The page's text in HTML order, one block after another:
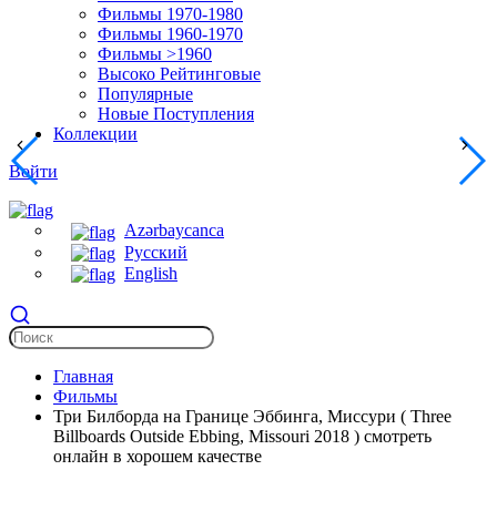
Фильмы 1970-1980
Фильмы 1960-1970
Фильмы >1960
Высоко Рейтинговые
Популярные
Новые Поступления
Коллекции
Войти
Azərbaycanca
Русский
English
Главная
Фильмы
Три Билборда на Границе Эббинга, Миссури ( Three
Billboards Outside Ebbing, Missouri 2018 ) смотреть
онлайн в хорошем качестве